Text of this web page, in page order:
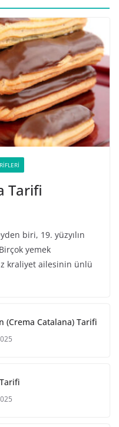
Tarifi
biri, 19. yüzyılın
yemek
kraliyet ailesinin ünlü
(Crema Catalana) Tarifi